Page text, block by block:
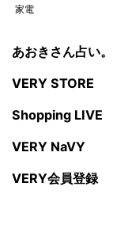
家電
あおきさん占い。
VERY STORE
Shopping LIVE
VERY NaVY
VERY会員登録